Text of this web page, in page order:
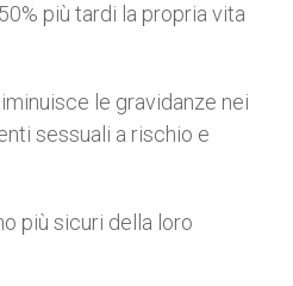
più tardi la propria vita
le gravidanze nei
sessuali a rischio e
più sicuri della loro